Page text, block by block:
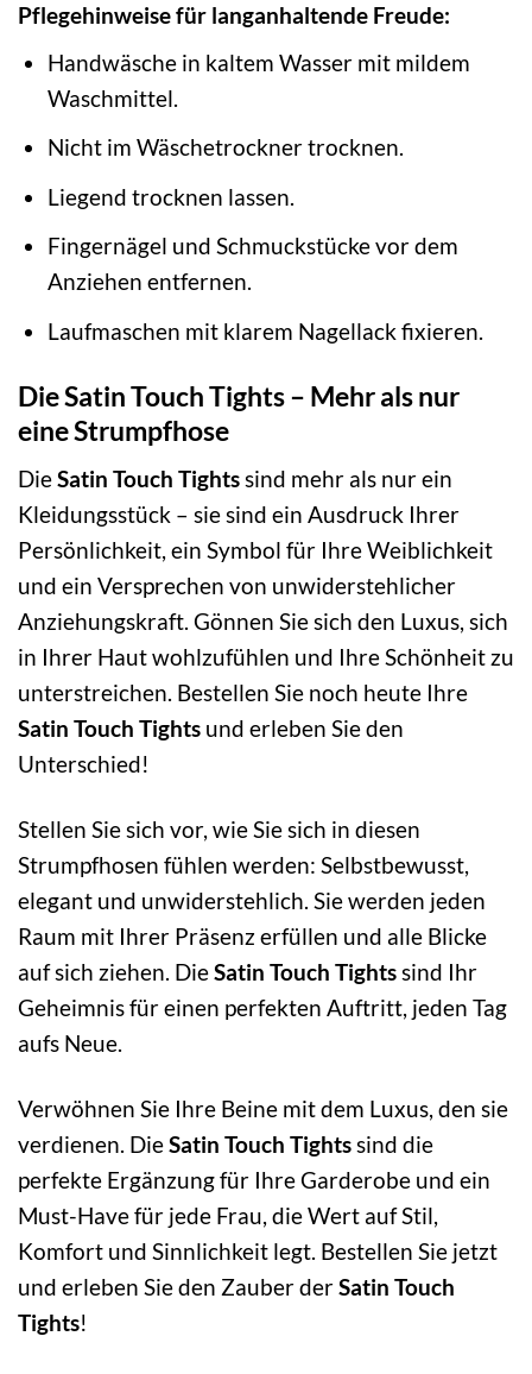
Pflegehinweise für langanhaltende Freude:
Handwäsche in kaltem Wasser mit mildem
Waschmittel.
Nicht im Wäschetrockner trocknen.
Liegend trocknen lassen.
Fingernägel und Schmuckstücke vor dem
Anziehen entfernen.
Laufmaschen mit klarem Nagellack fixieren.
Die Satin Touch Tights – Mehr als nur
eine Strumpfhose
DieSatin Touch Tightssind mehr als nur ein
Kleidungsstück – sie sind ein Ausdruck Ihrer
Persönlichkeit, ein Symbol für Ihre Weiblichkeit
und ein Versprechen von unwiderstehlicher
Anziehungskraft. Gönnen Sie sich den Luxus, sich
in Ihrer Haut wohlzufühlen und Ihre Schönheit zu
unterstreichen. Bestellen Sie noch heute Ihre
Satin Touch Tights und erleben Sie den
Unterschied!
Stellen Sie sich vor, wie Sie sich in diesen
Strumpfhosen fühlen werden: Selbstbewusst,
elegant und unwiderstehlich. Sie werden jeden
Raum mit Ihrer Präsenz erfüllen und alle Blicke
auf sich ziehen. DieSatin Touch Tightssind Ihr
Geheimnis für einen perfekten Auftritt, jeden Tag
aufs Neue.
Verwöhnen Sie Ihre Beine mit dem Luxus, den sie
verdienen. DieSatin Touch Tightssind die
perfekte Ergänzung für Ihre Garderobe und ein
Must-Have für jede Frau, die Wert auf Stil,
Komfort und Sinnlichkeit legt. Bestellen Sie jetzt
und erleben Sie den Zauber derSatin Touch
Tights!